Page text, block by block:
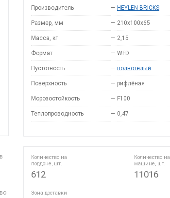
Производитель — HEYLEN BRICKS
Размер, мм — 210x100x65
Масса, кг — 2,15
Формат — WFD
Пустотность — полнотелый
Поверхность — рифлёная
Морозостойкость — F100
Теплопроводность — 0,47
Количество на
поддоне, шт.
612
Количество на
машине, шт.
11016
Зона доставки